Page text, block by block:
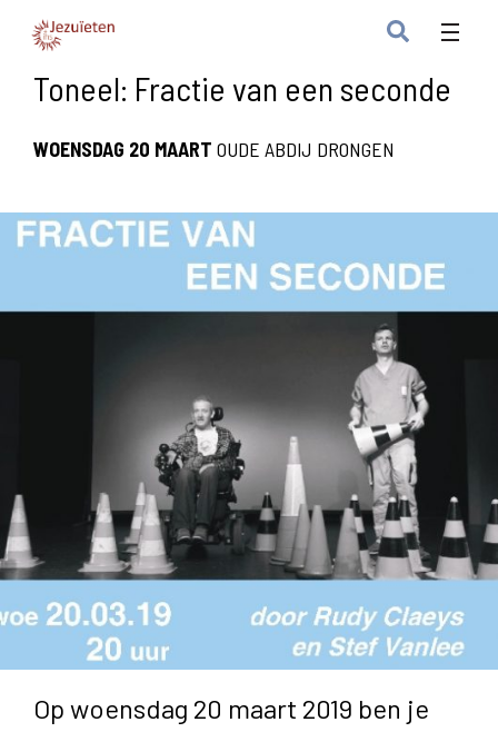
Toneel: Fractie van een seconde
WOENSDAG 20 MAART OUDE ABDIJ DRONGEN
Op woensdag 20 maart 2019 ben je